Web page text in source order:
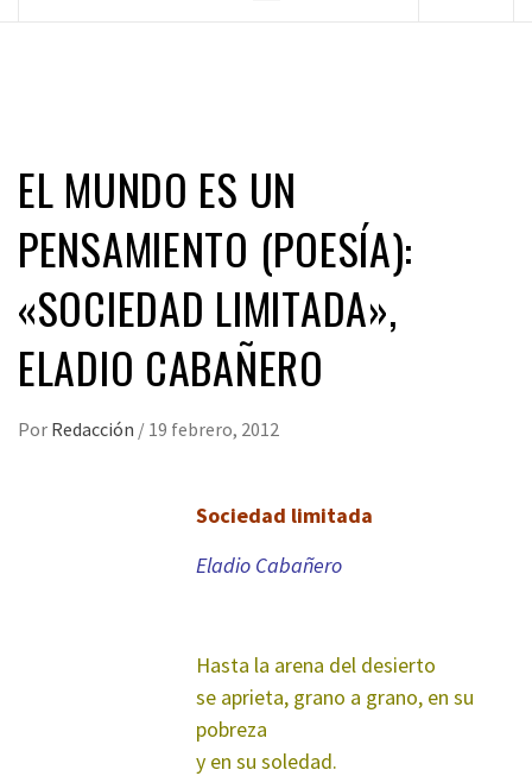
EL MUNDO ES UN
PENSAMIENTO (POESÍA):
«SOCIEDAD LIMITADA»,
ELADIO CABAÑERO
Por Redacción / 19 febrero, 2012
Sociedad limitada
Eladio Cabañero
Hasta la arena del desierto
se aprieta, grano a grano, en su
pobreza
y en su soledad.